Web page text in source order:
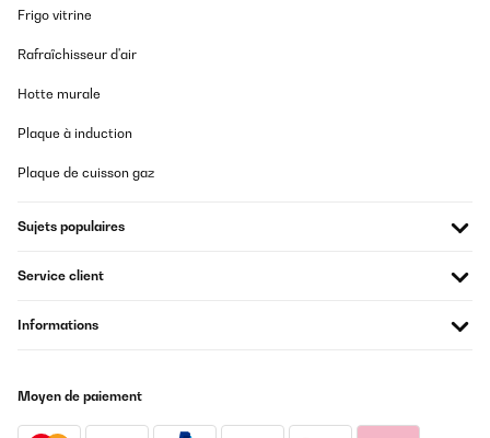
Frigo vitrine
Rafraîchisseur d'air
Hotte murale
Plaque à induction
Plaque de cuisson gaz
Sujets populaires
Service client
Informations
Moyen de paiement